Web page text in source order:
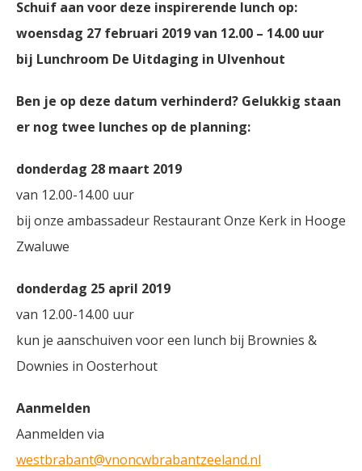
Schuif aan voor deze inspirerende lunch op:
woensdag 27 februari 2019 van 12.00 – 14.00 uur
bij Lunchroom De Uitdaging in Ulvenhout
Ben je op deze datum verhinderd? Gelukkig staan
er nog twee lunches op de planning:
donderdag 28 maart 2019
van 12.00-14.00 uur
bij onze ambassadeur Restaurant Onze Kerk in Hooge
Zwaluwe
donderdag 25 april 2019
van 12.00-14.00 uur
kun je aanschuiven voor een lunch bij Brownies &
Downies in Oosterhout
Aanmelden
Aanmelden via
westbrabant@vnoncwbrabantzeeland.nl